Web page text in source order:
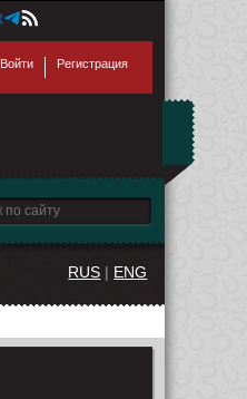
Войти Регистрация
RUS | ENG